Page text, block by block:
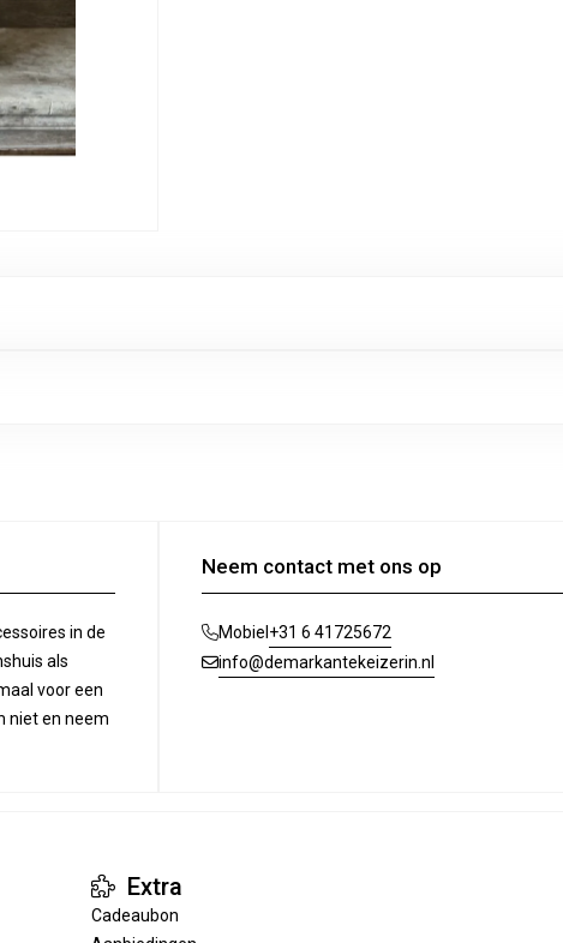
in de
als
voor een
niet en neem
Neem contact met ons op
Mobiel +31 6 41725672
info@demarkantekeizerin.nl
Extra
Cadeaubon